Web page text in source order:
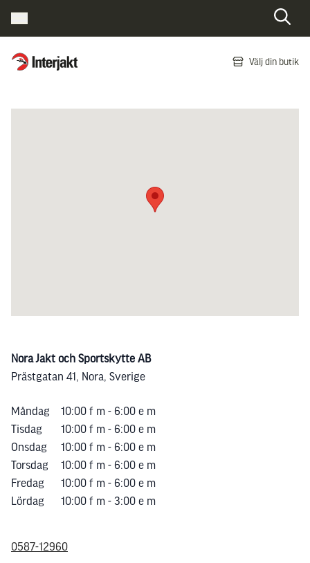
Interjakt SE Välj din butik
Nora Jakt och Sportskytte AB
Prästgatan 41, Nora, Sverige
Måndag
Tisdag
Onsdag
Torsdag
Fredag
Lördag
10:00 f m - 6:00 e m
10:00 f m - 6:00 e m
10:00 f m - 6:00 e m
10:00 f m - 6:00 e m
10:00 f m - 6:00 e m
10:00 f m - 3:00 e m
0587-12960